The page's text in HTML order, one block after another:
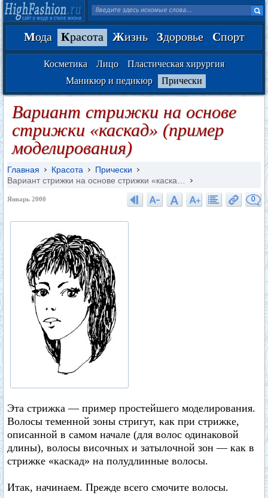
Мода Красота Жизнь Здоровье Спорт
Косметика Лицо
Пластическая хирургия
Маникюр и педикюр
Прически
Вариант стрижки на основе
стрижки «каскад» (пример
моделирования)
Главная Красота
Прически
Вариант стрижки на основе стрижки «каска…
Январь 2000 0
Эта стрижка — пример простейшего моделирования.
Волосы теменной зоны стригут, как при стрижке,
описанной в самом начале (для волос одинаковой
длины), волосы височных и затылочной зон — как в
стрижке «каскад» на полудлинные волосы.
Итак, начинаем. Прежде всего смочите волосы.